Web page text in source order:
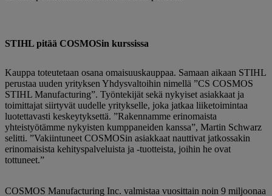
STIHL pitää COSMOSin kurssissa
Kauppa toteutetaan osana omaisuuskauppaa. Samaan aikaan STIHL
perustaa uuden yrityksen Yhdysvaltoihin nimellä ”CS COSMOS
STIHL Manufacturing”. Työntekijät sekä nykyiset asiakkaat ja
toimittajat siirtyvät uudelle yritykselle, joka jatkaa liiketoimintaa
luotettavasti keskeytyksettä. ”Rakennamme erinomaista
yhteistyötämme nykyisten kumppaneiden kanssa”, Martin Schwarz
selitti. ”Vakiintuneet COSMOSin asiakkaat nauttivat jatkossakin
erinomaisista kehityspalveluista ja -tuotteista, joihin he ovat
tottuneet.”
COSMOS Manufacturing Inc. valmistaa vuosittain noin 9 miljoonaa